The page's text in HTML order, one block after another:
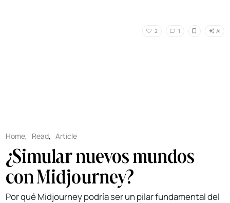
2 1 AI
Home, Read,Article
¿Simular nuevos mundos
con Midjourney?
Por qué Midjourney podría ser un pilar fundamental del